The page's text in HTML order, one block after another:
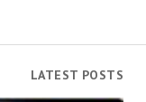
LATEST POSTS